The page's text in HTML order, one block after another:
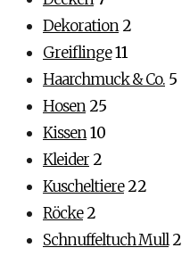
Dekoration 2
Greiflinge11
Haarchmuck & Co. 5
Hosen 25
Kissen10
Kleider 2
Kuscheltiere 22
Röcke 2
Schnuffeltuch Mull 2